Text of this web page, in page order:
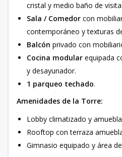
cristal y medio baño de
Sala / Comedor con
contemporáneo y texturas
Balcón privado con
Cocina modular equipada
y desayunador.
1 parqueo techado.
Amenidades de la Torre:
Lobby climatizado y
Rooftop con terraza
Gimnasio equipado y área